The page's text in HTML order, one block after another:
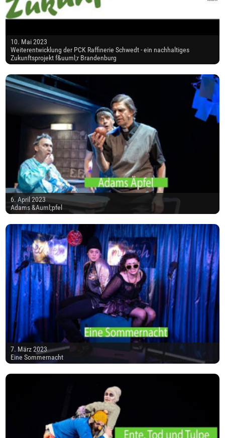
10. Mai 2023
Weiterentwicklung der PCK Raffinerie Schwedt - ein nachhaltiges
Zukunftsprojekt f&uuml;r Brandenburg
6. April 2023
Adams &Auml;pfel
7. März 2023
Eine Sommernacht